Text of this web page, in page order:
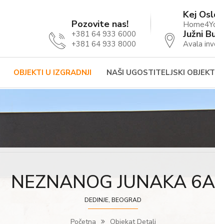
Pozovite nas!
+381 64 933 6000
+381 64 933 8000
Kej
Južni
Avala
OBJEKTI U IZGRADNJI NAŠI UGOSTITELJSKI
NEZNANOG JUNAKA 6A
DEDINJE, BEOGRAD
Početna Objekat Detalj